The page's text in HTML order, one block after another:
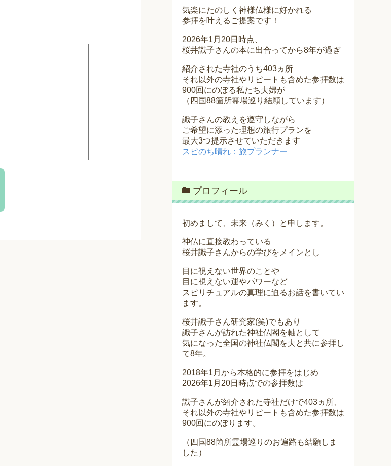
気楽にたのしく神様仏様に好かれる
参拝を叶えるご提案です！
2026年1月20日時点、
桜井識子さんの本に出合ってから8年が過ぎ
紹介された寺社のうち403ヵ所
それ以外の寺社やリピートも含めた参拝数は
900回にのぼる私たち夫婦が
（四国88箇所霊場巡り結願しています）
識子さんの教えを遵守しながら
ご希望に添った理想の旅行プランを
最大3つ提示させていただきます
スピのち晴れ：旅プランナー
プロフィール
初めまして、未来（みく）と申します。
神仏に直接教わっている
桜井識子さんからの学びをメインとし
目に視えない世界のことや
目に視えない運やパワーなど
スピリチュアルの真理に迫るお話を書いてい
ます。
桜井識子さん研究家(笑)でもあり
識子さんが訪れた神社仏閣を軸として
気になった全国の神社仏閣を夫と共に参拝し
て8年。
2018年1月から本格的に参拝をはじめ
2026年1月20日時点での参拝数は
識子さんが紹介された寺社だけで403ヵ所、
それ以外の寺社やリピートも含めた参拝数は
900回にのぼります。
（四国88箇所霊場巡りのお遍路も結願しま
した）